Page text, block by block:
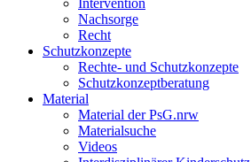
Intervention
Nachsorge
Recht
Schutzkonzepte
Rechte- und Schutzkonzepte
Schutzkonzeptberatung
Material
Material der PsG.nrw
Materialsuche
Videos